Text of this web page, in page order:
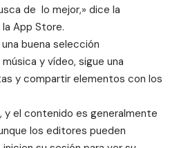
de lo mejor,» dice la
App Store.
buena selección
y vídeo, sigue una
y compartir elementos con los
y el contenido es generalmente
los editores pueden